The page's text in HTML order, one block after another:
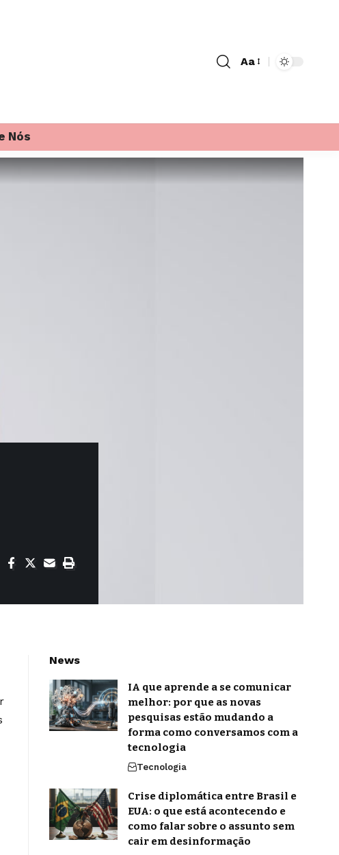
Aa
Nós
News
IA que aprende a se comunicar
melhor: por que as novas
pesquisas estão mudando a
forma como conversamos com a
tecnologia
Tecnologia
Crise diplomática entre Brasil e
EUA: o que está acontecendo e
como falar sobre o assunto sem
cair em desinformação